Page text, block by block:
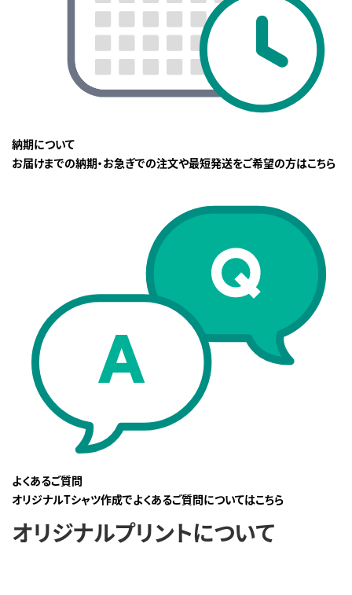
納期について
お届けまでの納期・お急ぎでの注文や最短発送をご希望の方はこちら
よくあるご質問
オリジナルTシャツ作成でよくあるご質問についてはこちら
オリジナルプリントについて